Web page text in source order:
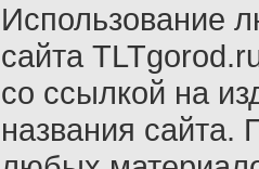
Использование
сайта
со ссылкой на
названия сайта.